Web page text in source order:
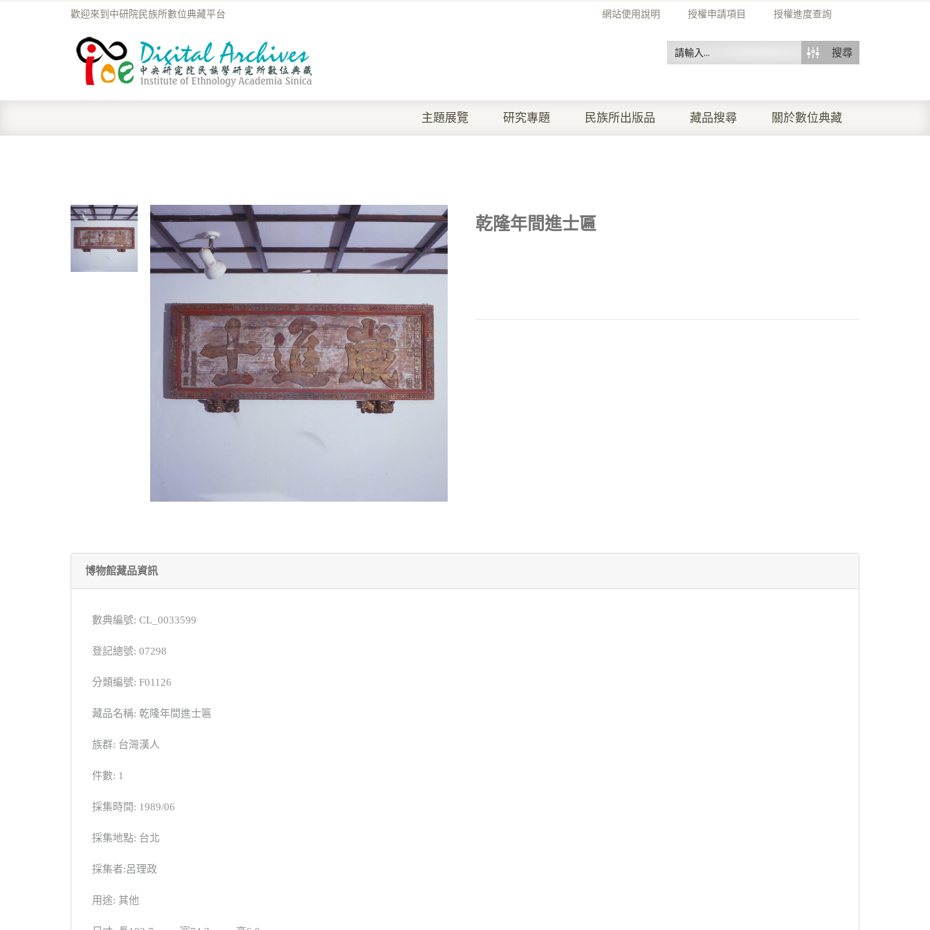
網站使用說明 授權申請項目 授權進度查詢
歡迎來到中研院民族所數位典藏平台
搜尋
主題展覽 研究專題 民族所出版品 藏品搜尋 關於數位典藏
乾隆年間進士匾
博物館藏品資訊
數典編號: CL_0033599
登記總號: 07298
分類編號: F01126
藏品名稱: 乾隆年間進士匾
族群: 台灣漢人
件數: 1
採集時間: 1989/06
採集地點: 台北
採集者:呂理政
用途: 其他